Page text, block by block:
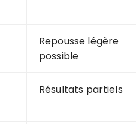
Repousse légère
possible
Résultats partiels